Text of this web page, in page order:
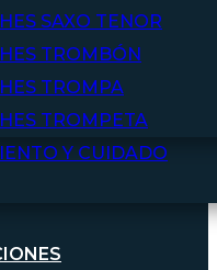
SAXO TENOR
TROMBÓN
TROMPA
TROMPETA
Y CUIDADO